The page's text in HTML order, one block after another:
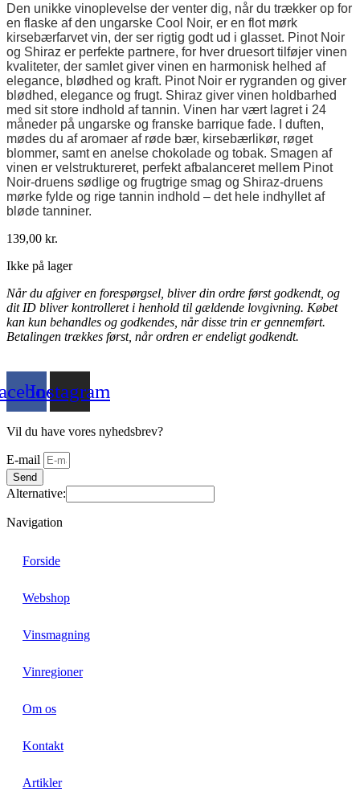
Den unikke vinoplevelse der venter dig, når du trækker op for
en flaske af den ungarske Cool Noir, er en flot mørk
kirsebærfarvet vin, der ser rigtig godt ud i glasset. Pinot Noir
og Shiraz er perfekte partnere, for hver druesort tilføjer vinen
kvaliteter, der samlet giver vinen en harmonisk helhed af
elegance, blødhed og kraft. Pinot Noir er rygranden og giver
blødhed, elegance og frugt. Shiraz giver vinen holdbarhed
med sit store indhold af tannin. Vinen har vært lagret i 24
måneder på ungarske og franske barrique fade. I duften,
mødes du af aromaer af røde bær, kirsebærlikør, røget
blommer, samt en anelse chokolade og tobak. Smagen af
vinen er velstruktureret, perfekt afbalanceret mellem Pinot
Noir-druens sødlige og frugtrige smag og Shiraz-druens
mørke fylde og rige tannin indhold – det hele indhyllet af
bløde tanniner.
139,00 kr.
Ikke på lager
Når du afgiver en forespørgsel, bliver din ordre først godkendt, og
dit ID bliver kontrolleret i henhold til gældende lovgivning. Købet
kan kun behandles og godkendes, når disse trin er gennemført.
Betalingen trækkes først, når ordren er endeligt godkendt.
Instagram
Vil du have vores nyhedsbrev?
E-mail
Send
Alternative:
Navigation
Forside
Webshop
Vinsmagning
Vinregioner
Om os
Kontakt
Artikler